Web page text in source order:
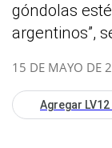
góndolas
argentinos”,
15 DE MAYO DE
Agregar LV12